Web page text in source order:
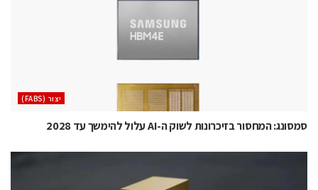
‫יצור (‪(FABS‬‬
סמסונג: המחסור בזיכרונות לשוק ה-AI עלול להימשך עד 2028